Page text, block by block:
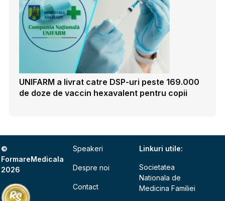
UNIFARM a livrat catre DSP-uri peste 169.000
de doze de vaccin hexavalent pentru copii
©
FormareMedicala
2026
Speakeri
Despre noi
Contact
Linkuri utile:
Societatea
Nationala de
Medicina Familiei